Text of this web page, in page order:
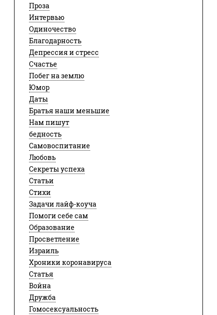
Проза
Интервью
Одиночество
Благодарность
Депрессия и стресс
Счастье
Побег на землю
Юмор
Даты
Братья наши меньшие
Нам пишут
бедность
Самовоспитание
Любовь
Секреты успеха
Статьи
Стихи
Задачи лайф-коуча
Помоги себе сам
Образование
Просветление
Израиль
Хроники коронавируса
Статья
Война
Дружба
Гомосексуальность